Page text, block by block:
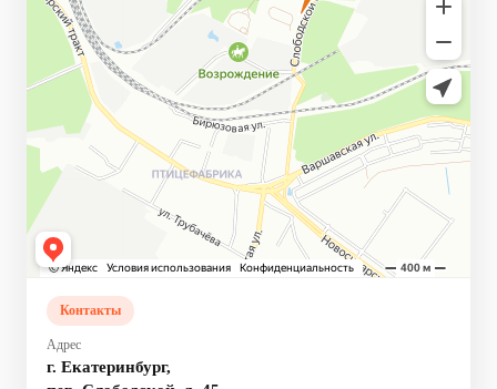
Контакты
Адрес
г. Екатеринбург,